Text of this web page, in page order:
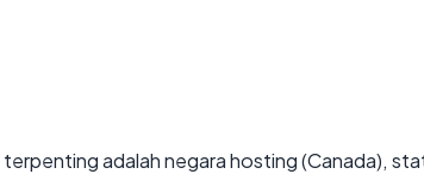
adalah negara hosting (Canada),